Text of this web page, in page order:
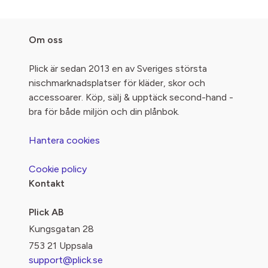
Om oss
Plick är sedan 2013 en av Sveriges största
nischmarknadsplatser för kläder, skor och
accessoarer. Köp, sälj & upptäck second-hand -
bra för både miljön och din plånbok.
Hantera cookies
Cookie policy
Kontakt
Plick AB
Kungsgatan 28
753 21 Uppsala
support@plick.se